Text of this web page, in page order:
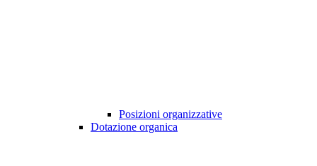
Posizioni organizzative
Dotazione organica